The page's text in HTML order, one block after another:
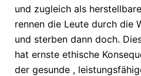
und zugleich als
rennen die Leute durch die
und sterben dann doch.
hat ernste ethische
der gesunde ,